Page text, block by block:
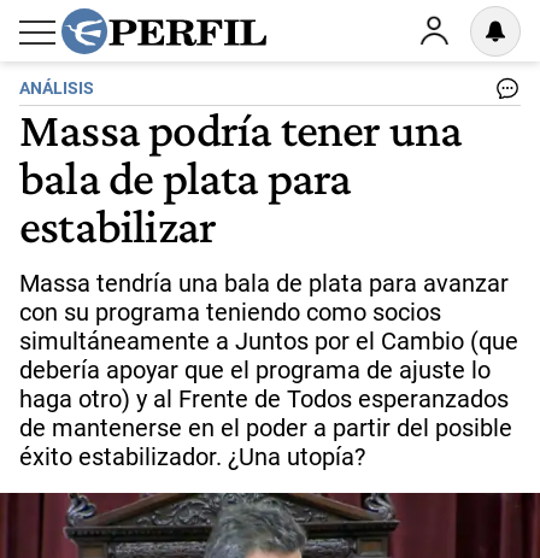
ANÁLISIS
Massa podría tener una
bala de plata para
estabilizar
Massa tendría una bala de plata para avanzar
con su programa teniendo como socios
simultáneamente a Juntos por el Cambio (que
debería apoyar que el programa de ajuste lo
haga otro) y al Frente de Todos esperanzados
de mantenerse en el poder a partir del posible
éxito estabilizador. ¿Una utopía?